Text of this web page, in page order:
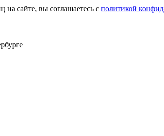
сайте, вы соглашаетесь с политикой